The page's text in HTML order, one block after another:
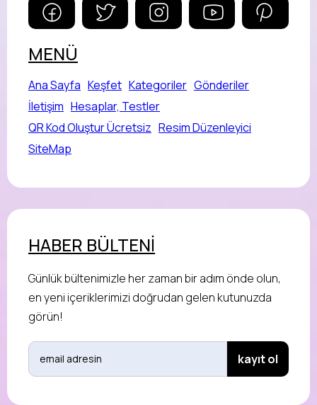
MENÜ
Ana Sayfa Keşfet Kategoriler Gönderiler
İletişim Hesaplar, Testler
QR Kod Oluştur Ücretsiz Resim Düzenleyici
SiteMap
HABER BÜLTENİ
Günlük bültenimizle her zaman bir adım önde olun,
en yeni içeriklerimizi doğrudan gelen kutunuzda
görün!